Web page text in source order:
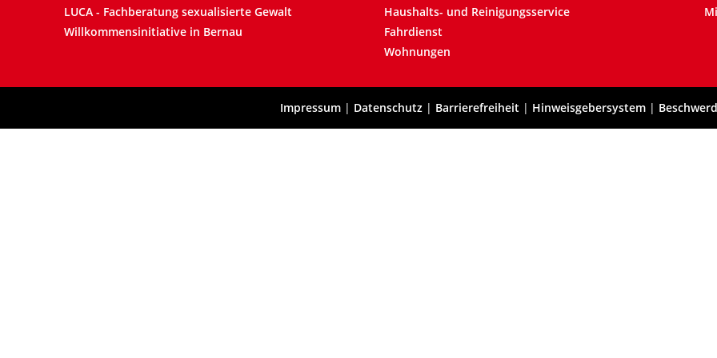
LUCA - Fachberatung sexualisierte Gewalt
Willkommensinitiative in Bernau
Haushalts- und Reinigungsservice
Fahrdienst
Wohnungen
Impressum| Datenschutz| Barrierefreiheit | Hinweisgebersystem|